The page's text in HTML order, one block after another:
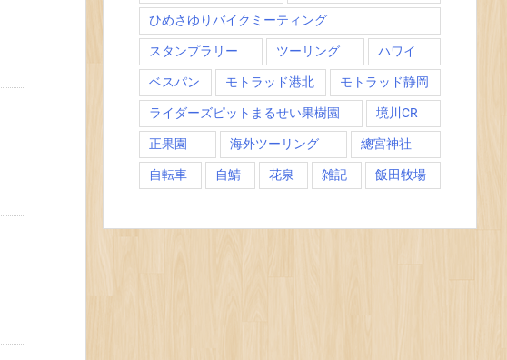
ひめさゆりバイクミーティング
スタンプラリー ツーリング ハワイ
ベスパン モトラッド港北 モトラッド静岡
ライダーズピットまるせい果樹園 境川CR
正果園 海外ツーリング 總宮神社
自転車 自鯖 花泉 雑記 飯田牧場